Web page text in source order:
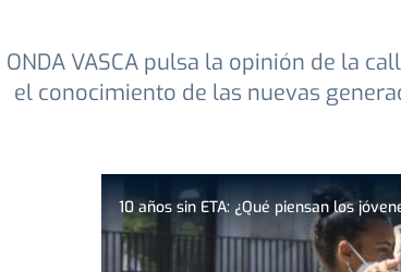
ONDA VASCA pulsa la opinión de la
el conocimiento de las nuevas
10 años sin ETA: ¿Qué piensan los